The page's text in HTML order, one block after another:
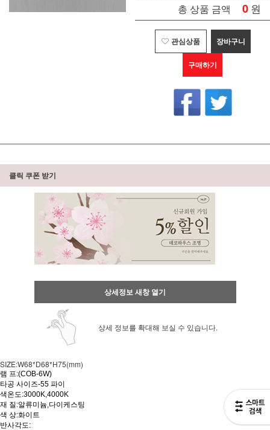
총 상품 금액 0 원
관심상품 장바구니
구매하기
클릭 쿠폰 받기
상세정보 새창 열기
상세 정보를 확대해 보실 수 있습니다.
SIZE:W68*D68*H75(mm)
램 프:(COB-6W)
타공 사이즈-55 파이
색온도:3000K,4000K
재 질:알류미늄,다이케스팅
색 상:화이트
반사각도: